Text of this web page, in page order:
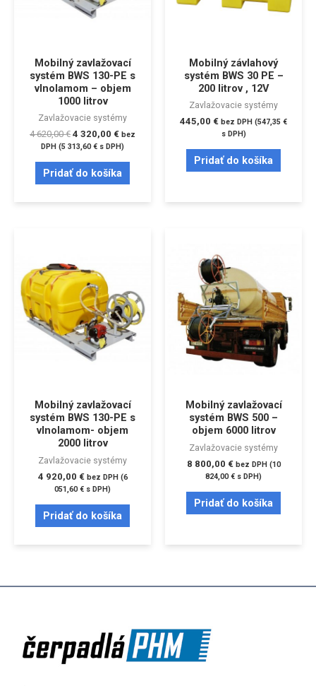
Mobilný zavlažovací
systém BWS 130-PE s
vlnolamom – objem
1000 litrov
Zavlažovacie systémy
4 620,00€ 4 320,00 € bez
DPH (5 313,60€ s DPH)
Pridať do košíka
Mobilný závlahový
systém BWS 30 PE –
200 litrov , 12V
Zavlažovacie systémy
445,00 € bez DPH (547,35 €
s DPH)
Pridať do košíka
Mobilný zavlažovací
systém BWS 130-PE s
vlnolamom- objem
2000 litrov
Zavlažovacie systémy
4 920,00 € bez DPH (6
051,60€ s DPH)
Pridať do košíka
Mobilný zavlažovací
systém BWS 500 –
objem 6000 litrov
Zavlažovacie systémy
8 800,00 € bez DPH (10
824,00€ s DPH)
Pridať do košíka